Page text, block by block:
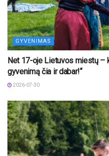
GYVENIMAS
Net 17-oje Lietuvos miestų –
gyvenimą čia ir dabar!“
2026-07-30